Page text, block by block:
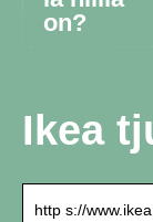
on?
Ikea
http s://